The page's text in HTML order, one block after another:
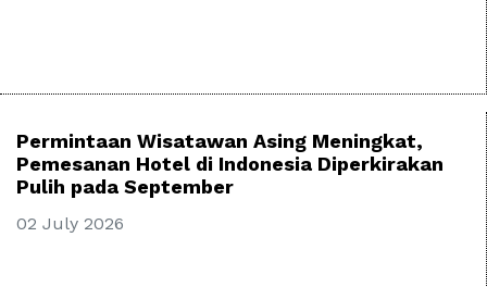
Permintaan Wisatawan Asing Meningkat,
Pemesanan Hotel di Indonesia Diperkirakan
Pulih pada September
02 July 2026